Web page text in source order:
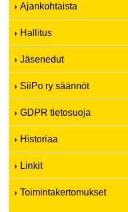
Ajankohtaista
Hallitus
Jäsenedut
SiiPo ry säännöt
GDPR tietosuoja
Historiaa
Linkit
Toimintakertomukset